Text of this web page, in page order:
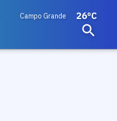
Campo Grande 26ºC